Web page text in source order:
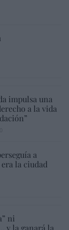
impulsa una
a la vida
a
la ciudad
ni
y la ganará la